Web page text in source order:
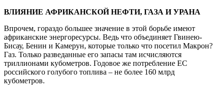
ВЛИЯНИЕ АФРИКАНСКОЙ НЕФТИ, ГАЗА И УРАНА
Впрочем, гораздо большее значение в этой борьбе имеют
африканские энергоресурсы. Ведь что объединяет Гвинею-
Бисау, Бенин и Камерун, которые только что посетил Макрон?
Газ. Только разведанные его запасы там исчисляются
триллионами кубометров. Годовое же потребление ЕС
российского голубого топлива – не более 160 млрд
кубометров.